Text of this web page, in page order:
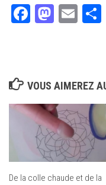
Facebook
Email
VOUS AIMEREZ
De la colle chaude et de la